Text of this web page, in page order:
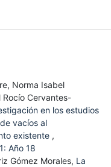
Norma Isabel
Cervantes-
en los estudios
vacíos al
existente ,
Año 18
Gómez Morales, La